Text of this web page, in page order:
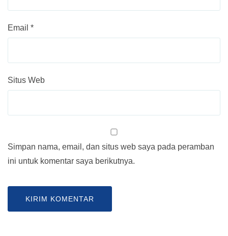
Email *
Situs Web
Simpan nama, email, dan situs web saya pada peramban
ini untuk komentar saya berikutnya.